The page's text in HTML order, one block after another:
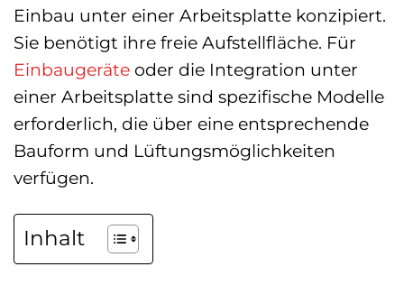
Einbau unter einer Arbeitsplatte konzipiert.
Sie benötigt ihre freie Aufstellfläche. Für
Einbaugeräte oder die Integration unter
einer Arbeitsplatte sind spezifische Modelle
erforderlich, die über eine entsprechende
Bauform und Lüftungsmöglichkeiten
verfügen.
Inhalt